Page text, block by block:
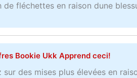
fléchettes en raison dune
Bookie Ukk Apprend ceci!
des mises plus élevées en